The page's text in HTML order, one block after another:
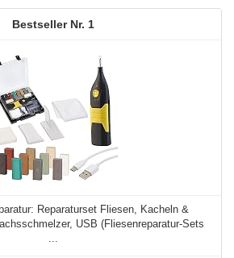
1
Reparaturset Fliesen, Kacheln &
USB (Fliesenreparatur-Sets